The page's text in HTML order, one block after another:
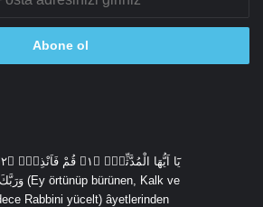
Rabbini yücelt) âyetlerinden